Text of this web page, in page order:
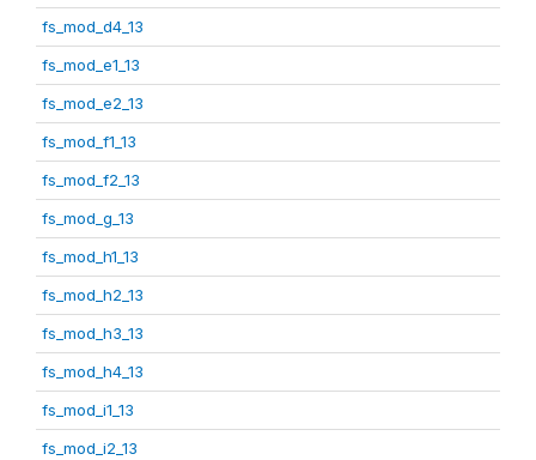
fs_mod_d4_13
fs_mod_e1_13
fs_mod_e2_13
fs_mod_f1_13
fs_mod_f2_13
fs_mod_g_13
fs_mod_h1_13
fs_mod_h2_13
fs_mod_h3_13
fs_mod_h4_13
fs_mod_i1_13
fs_mod_i2_13